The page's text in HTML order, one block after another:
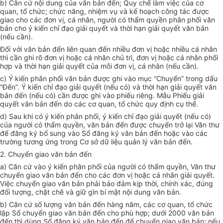
b) Căn cứ nội dung của văn bản đến; Quy chế làm việc của cơ
quan, tổ chức; chức năng, nhiệm vụ và kế hoạch công tác được
giao cho các đơn vị, cá nhân, người có thẩm quyền phân phối văn
bản cho ý kiến chỉ đạo giải quyết và thời hạn giải quyết văn bản
(nếu cần).
Đối với văn bản đến liên quan đến nhiều đơn vị hoặc nhiều cá nhân
thì cần ghi rõ đơn vị hoặc cá nhân chủ trì, đơn vị hoặc cá nhân phối
hợp và thời hạn giải quyết của mỗi đơn vị, cá nhân (nếu cần).
c) Ý kiến phân phối văn bản được ghi vào mục “Chuyển” trong dấu
“Đến”. Ý kiến chỉ đạo giải quyết (nếu có) và thời hạn giải quyết văn
bản đến (nếu có) cần được ghi vào phiếu riêng. Mẫu Phiếu giải
quyết văn bản đến do các cơ quan, tổ chức quy định cụ thể.
d) Sau khi có ý kiến phân phối, ý kiến chỉ đạo giải quyết (nếu có)
của người có thẩm quyền, văn bản đến được chuyển trở lại Văn thư
để đăng ký bổ sung vào Sổ đăng ký văn bản đến hoặc vào các
trường tương ứng trong Cơ sở dữ liệu quản lý văn bản đến.
2. Chuyển giao văn bản đến
a) Căn cứ vào ý kiến phân phối của người có thẩm quyền, Văn thư
chuyển giao văn bản đến cho các đơn vị hoặc cá nhân giải quyết.
Việc chuyển giao văn bản phải bảo đảm kịp thời, chính xác, đúng
đối tượng, chặt chẽ và giữ gìn bí mật nội dung văn bản.
b) Căn cứ số lượng văn bản đến hàng năm, các cơ quan, tổ chức
lập Sổ chuyển giao văn bản đến cho phù hợp; dưới 2000 văn bản
đến thì dùng Sổ đăng ký văn bản đến để chuyển giao văn bản; nếu